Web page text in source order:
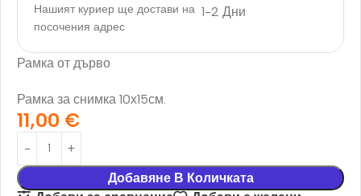
Нашият куриер ще достави на
посочения адрес
1-2 Дни
Рамка от дърво
Рамка за снимка 10х15см.
11,00 €
Добавяне В Количката